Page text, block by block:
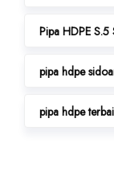
Pipa HDPE S.5
pipa hdpe
pipa hdpe